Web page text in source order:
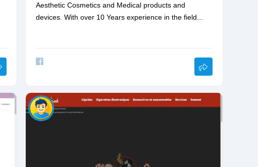
Aesthetic Cosmetics and Medical products and
devices. With over 10 Years experience in the field...